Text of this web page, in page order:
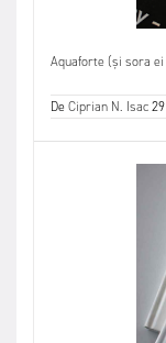
Aquaforte (și sora
DeCiprian N. Isac